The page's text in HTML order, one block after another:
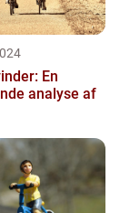
En
analyse af